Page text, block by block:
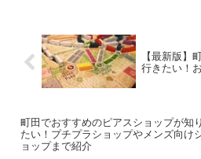
【最新版】
行きたい！
町田でおすすめのピアスショップが知り
たい！プチプラショップやメンズ向け
ョップまで紹介